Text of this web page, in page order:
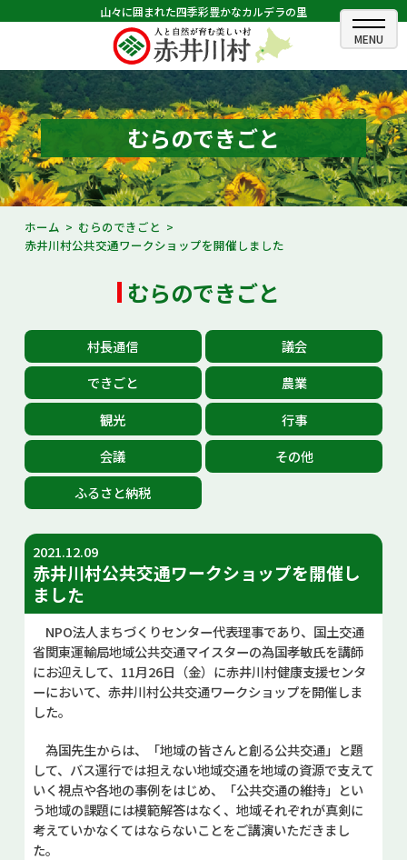
山々に囲まれた四季彩豊かなカルデラの里
ホーム
むらのできごと
むらのプロフィール
くらしの情報
村長室
観光・イベント情報
あかいがわ広報
お問い合せ
Select Language▼
むらのできごと
ホーム
むらのできごと
赤井川村公共交通ワークショップを開催しました
むらのできごと
村長通信
議会
できごと
農業
観光
行事
会議
その他
ふるさと納税
2021.12.09
赤井川村公共交通ワークショップを開催し
ました
NPO法人まちづくりセンター代表理事であり、国土交通
省関東運輸局地域公共交通マイスターの為国孝敏氏を講師
にお迎えして、11月26日（金）に赤井川村健康支援センタ
ーにおいて、赤井川村公共交通ワークショップを開催しま
した。
為国先生からは、「地域の皆さんと創る公共交通」と題
して、バス運行では担えない地域交通を地域の資源で支えて
いく視点や各地の事例をはじめ、「公共交通の維持」とい
う地域の課題には模範解答はなく、地域それぞれが真剣に
考えていかなくてはならないことをご講演いただきまし
た。